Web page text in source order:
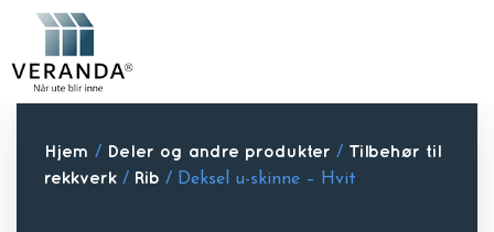
Hjem / Deler og andre produkter / Tilbehør til
rekkverk / Rib / Deksel u-skinne – Hvit